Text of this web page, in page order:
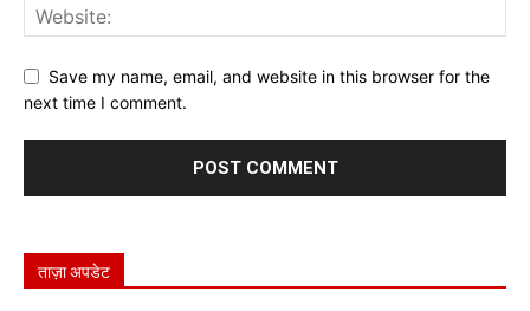
Save my name, email, and website in this browser for the
next time I comment.
ताज़ा अपडेट